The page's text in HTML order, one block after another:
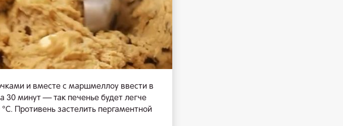
и вместе с маршмеллоу ввести в
30 минут — так печенье будет легче
Противень застелить пергаментной